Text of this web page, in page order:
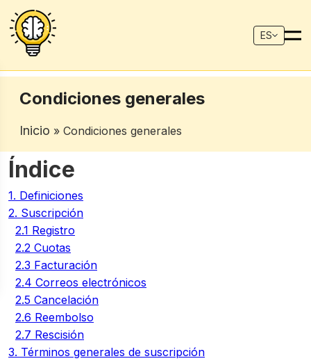
ES
Condiciones generales
Inicio » Condiciones generales
Índice
1. Definiciones
2. Suscripción
2.1 Registro
2.2 Cuotas
2.3 Facturación
2.4 Correos electrónicos
2.5 Cancelación
2.6 Reembolso
2.7 Rescisión
3. Términos generales de suscripción